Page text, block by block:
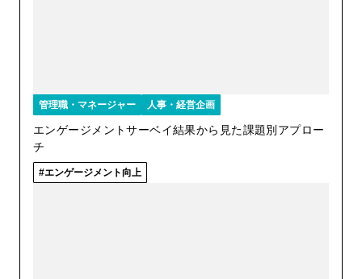
管理職・マネージャー 人事・経営企画
エンゲージメントサーベイ結果から見た課題別アプロー
チ
エンゲージメント向上